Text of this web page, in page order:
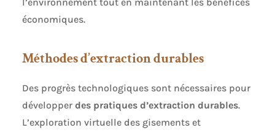
l’environnement tout en maintenant les bénéfices
économiques.
Méthodes d’extraction durables
Des progrès technologiques sont nécessaires pour
développer des pratiques d’extraction durables.
L’exploration virtuelle des gisements et